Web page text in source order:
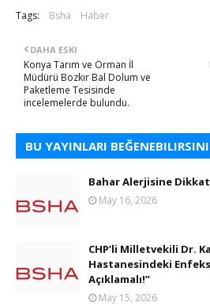
Tags: Bsha Haber
DAHA ESKI
Konya Tarım ve Orman İl
Müdürü Bozkır Bal Dolum ve
Paketleme Tesisinde
incelemelerde bulundu.
BU YAYINLARI
Bahar Alerjisine Dikkat
May 16, 2026
CHP’li Milletvekili Dr.
Hastanesindeki
Açıklamalı!”
May 15, 2026